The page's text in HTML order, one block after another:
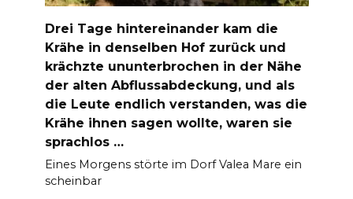
Drei Tage hintereinander kam die
Krähe in denselben Hof zurück und
krächzte ununterbrochen in der Nähe
der alten Abflussabdeckung, und als
die Leute endlich verstanden, was die
Krähe ihnen sagen wollte, waren sie
sprachlos …
Eines Morgens störte im Dorf Valea Mare ein
scheinbar